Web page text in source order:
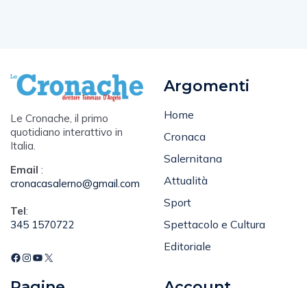
Le Cronache, il primo
quotidiano interattivo in
Italia.
cronacasalerno@gmail.com
345 1570722
Cronaca
Salernitana
Attualità
Sport
Spettacolo e Cultura
Editoriale